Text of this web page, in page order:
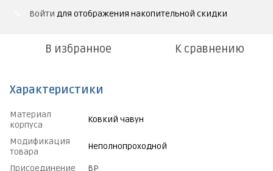
Войти для отображения накопительной скидки
В избранное К сравнению
Характеристики
Материал
корпуса
Ковкий чавун
Модификация
товара
Неполнопроходной
Присоединение
ВР